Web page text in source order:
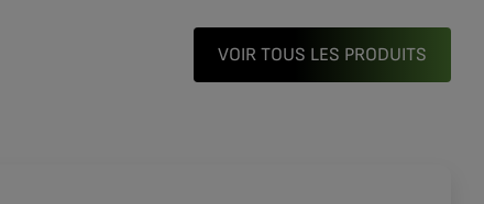
VOIR TOUS LES PRODUITS